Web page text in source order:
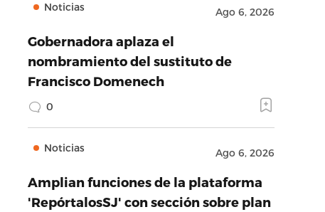
Noticias Ago 6, 2026
Gobernadora aplaza el
nombramiento del sustituto de
Francisco Domenech
0
Noticias Ago 6, 2026
Amplian funciones de la plataforma
'RepórtalosSJ' con sección sobre plan